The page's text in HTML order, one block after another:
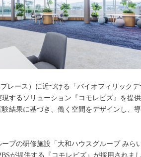
レース）に近づける「バイオフィリック
するソリューション『コモレビズ』を提
結果に基づき、働く空間をデザインし、
プの研修施設「大和ハウスグループ みら
が提供する『コモレビズ』が採用されまし